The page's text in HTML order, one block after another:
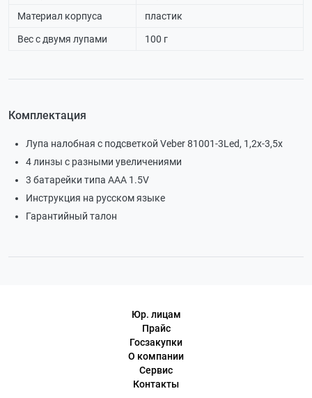
Материал корпуса пластик
Вес с двумя лупами 100 г
Комплектация
Лупа налобная с подсветкой Veber 81001-3Led, 1,2x-3,5x
4 линзы с разными увеличениями
3 батарейки типа AAA 1.5V
Инструкция на русском языке
Гарантийный талон
Юр. лицам
Прайс
Госзакупки
О компании
Сервис
Контакты